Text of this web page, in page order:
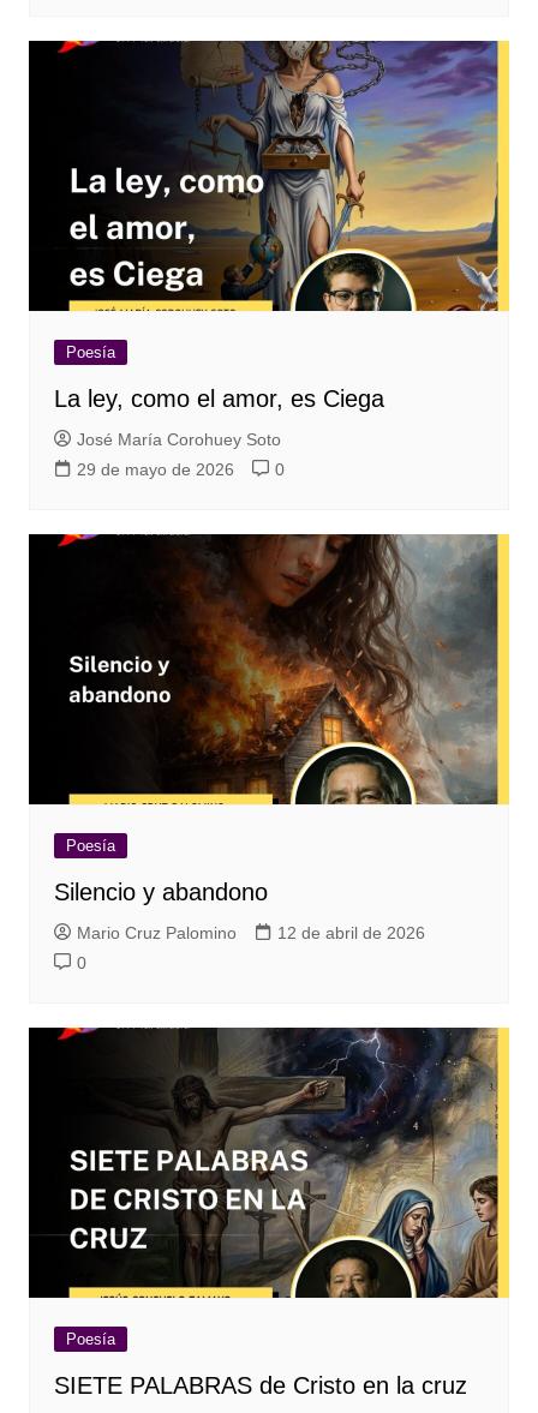
Poesía
La ley, como el amor, es Ciega
José María Corohuey Soto
29 de mayo de 2026
0
Poesía
Silencio y abandono
Mario Cruz Palomino
12 de abril de 2026
0
Poesía
SIETE PALABRAS de Cristo en la cruz